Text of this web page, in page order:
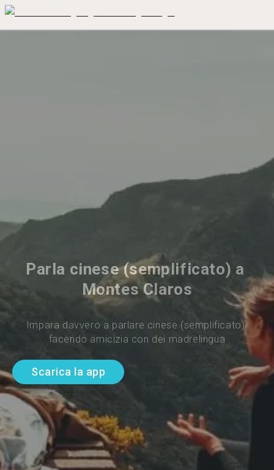
Parla cinese (semplificato) a
Montes Claros
Impara davvero a parlare cinese (semplificato)
facendo amicizia con dei madrelingua
Scarica la app